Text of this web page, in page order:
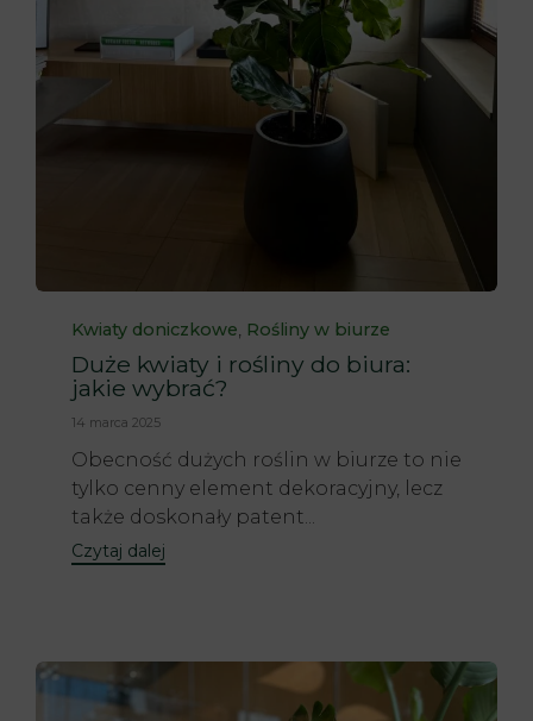
Category
Kwiaty doniczkowe, Rośliny w biurze
Duże kwiaty i rośliny do biura:
jakie wybrać?
14 marca 2025
Obecność dużych roślin w biurze to nie
tylko cenny element dekoracyjny, lecz
także doskonały patent...
Czytaj dalej